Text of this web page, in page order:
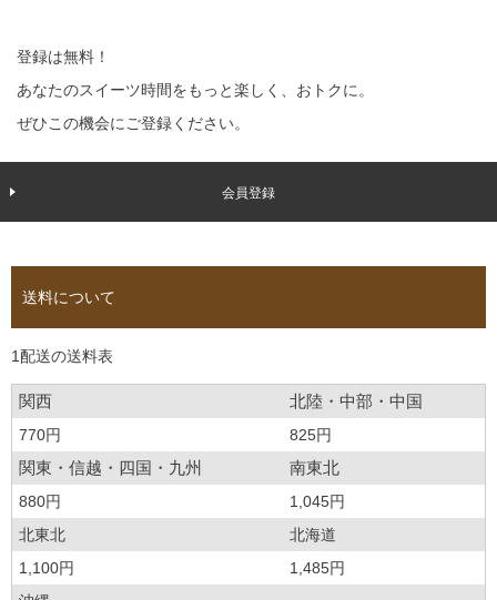
登録は無料！
あなたのスイーツ時間をもっと楽しく、おトクに。
ぜひこの機会にご登録ください。
会員登録
送料について
1配送の送料表
関西 北陸・中部・中国
770円 825円
関東・信越・四国・九州 南東北
880円
1,045円
北東北
北海道
1,100円
1,485円